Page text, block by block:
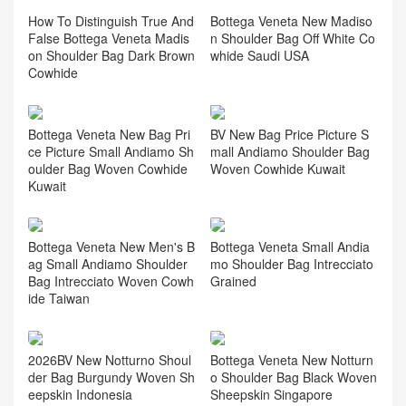
How To Distinguish True And
False Bottega Veneta Madis
on Shoulder Bag Dark Brown
Cowhide
Bottega Veneta New Madiso
n Shoulder Bag Off White Co
whide Saudi USA
Bottega Veneta New Bag Pri
ce Picture Small Andiamo Sh
oulder Bag Woven Cowhide
Kuwait
BV New Bag Price Picture S
mall Andiamo Shoulder Bag
Woven Cowhide Kuwait
Bottega Veneta New Men's B
ag Small Andiamo Shoulder
Bag Intrecciato Woven Cowh
ide Taiwan
Bottega Veneta Small Andia
mo Shoulder Bag Intrecciato
Grained
2026BV New Notturno Shoul
der Bag Burgundy Woven Sh
eepskin Indonesia
Bottega Veneta New Notturn
o Shoulder Bag Black Woven
Sheepskin Singapore